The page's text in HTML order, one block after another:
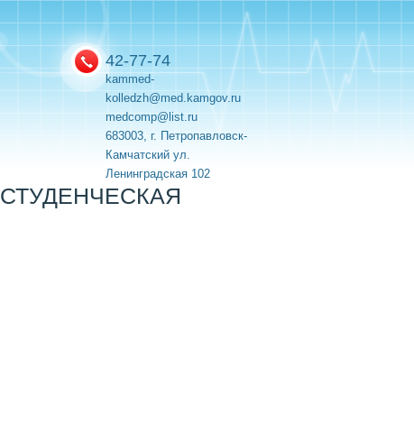
42-77-74
kammed-
kolledzh@med.kamgov.ru
medcomp@list.ru
683003, г. Петропавловск-
Камчатский ул.
Ленинградская 102